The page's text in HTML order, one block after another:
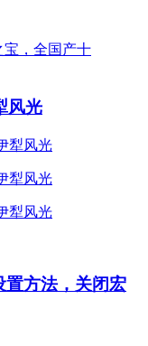
风光
置方法，关闭宏